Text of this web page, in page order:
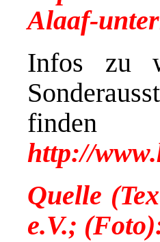
Alaaf-
Infos zu
http://
Quelle
e.V.;